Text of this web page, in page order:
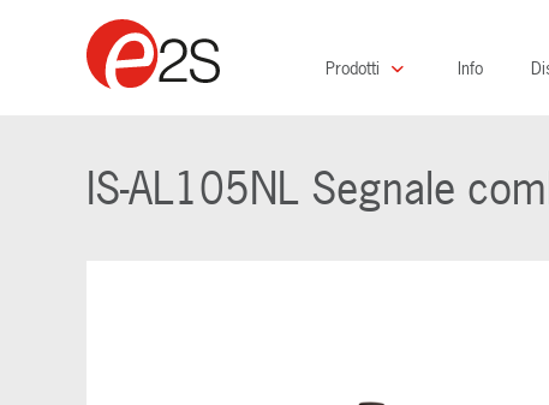
Prodotti Info
IS-AL105NL Segnale